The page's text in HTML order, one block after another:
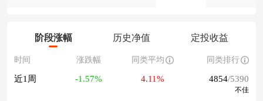
阶段涨幅 历史净值 定投收益
时间 涨跌幅 同类平均 同类排行
近1周 -1.57% 4.11% 4854/5390
不佳